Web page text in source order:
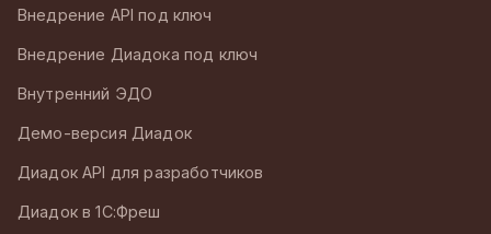
Внедрение API под ключ
Внедрение Диадока под ключ
Внутренний ЭДО
Демо-версия Диадок
Диадок API для разработчиков
Диадок в 1С:Фреш